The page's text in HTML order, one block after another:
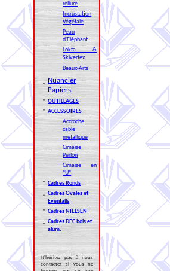
reliure
Incrustation
Végétale
Peau
d'Eléphant
Lokta &
Skivertex
Beaux-Arts
*
Nuancier
Papiers
* OUTILLAGES
* ACCESSOIRES
Accroche
cable
métallique
Cimaise
Perlon
Cimaise en
"U"
* Cadres Ronds
*
Cadres Ovales et
Eventails
* Cadres NIELSEN
*
Cadres DEC bois et
alum.
N'hésitez pas à nous
contacter si vous ne